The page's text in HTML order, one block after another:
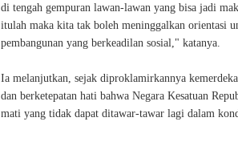
di tengah gempuran lawan-lawan yang bisa jadi
itulah maka kita tak boleh meninggalkan orientasi
pembangunan yang berkeadilan sosial," katanya.
Ia melanjutkan, sejak diproklamirkannya
dan berketepatan hati bahwa Negara Kesatuan
mati yang tidak dapat ditawar-tawar lagi dalam